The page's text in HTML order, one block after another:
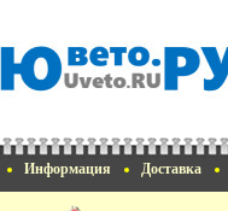
Информация Доставка